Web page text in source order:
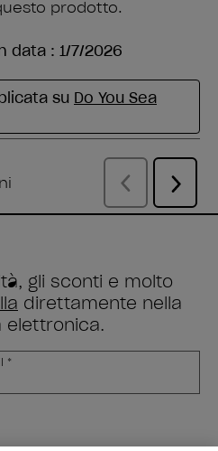
gli sconti e molto
direttamente nella
elettronica.
*